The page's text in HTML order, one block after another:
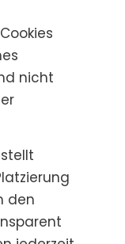
nicht
den